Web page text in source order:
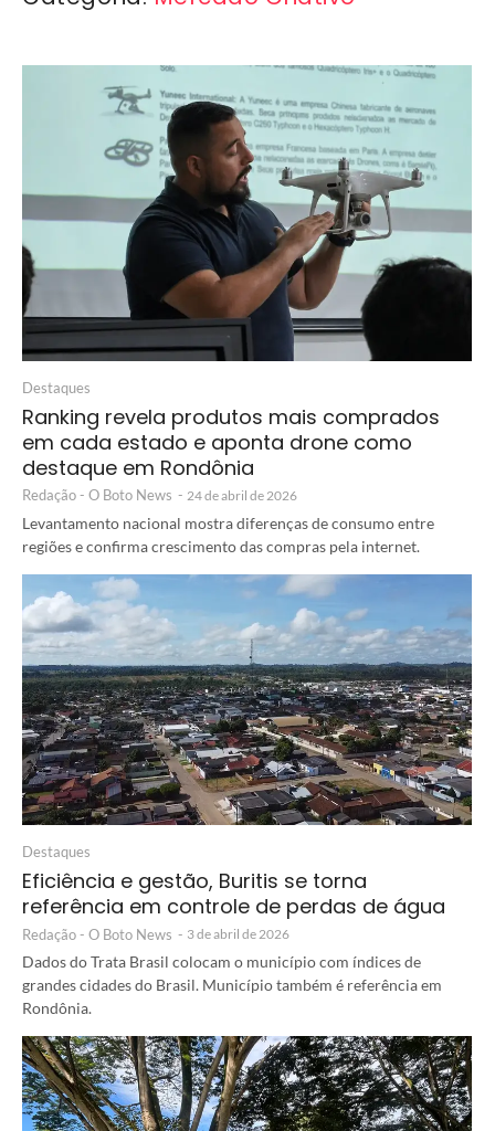
Destaques
Ranking revela produtos mais comprados
em cada estado e aponta drone como
destaque em Rondônia
Redação - O Boto News - 24 de abril de 2026
Levantamento nacional mostra diferenças de consumo entre
regiões e confirma crescimento das compras pela internet.
Destaques
Eficiência e gestão, Buritis se torna
referência em controle de perdas de água
Redação - O Boto News - 3 de abril de 2026
Dados do Trata Brasil colocam o município com índices de
grandes cidades do Brasil. Município também é referência em
Rondônia.